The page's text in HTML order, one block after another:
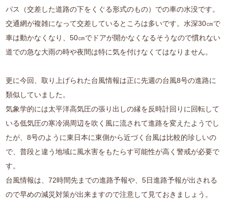
パス（交差した道路の下をくぐる形式のもの）での車の水没です。
交通網が複雑になって交差しているところは多いです。水深30㎝で
車は動かなくなり、50㎝でドアが開かなくなるそうなので慣れない
道での急な大雨の時や夜間は特に気を付けなくてはなりません。
更に今回、取り上げられた台風情報は正に先週の台風8号の進路に
類似していました。
気象学的には太平洋高気圧の張り出しの縁を反時計回りに回転して
いる低気圧の寒冷渦周辺を吹く風に流されて進路を変えたようでし
たが、8号のように東日本に東側から近づく台風は比較的珍しいの
で、普段と違う地域に風水害をもたらす可能性が高く警戒が必要で
す。
台風情報は、72時間先までの進路予報や、5日進路予報が出される
ので早めの減災対策が出来ますので注意して見ておきましょう。